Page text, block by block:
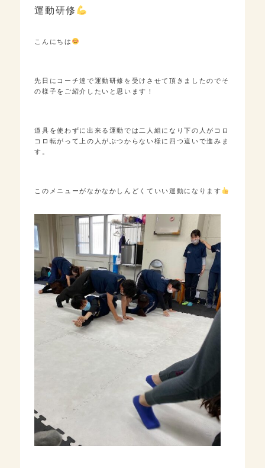
運動研修
こんにちは
先日にコーチ達で運動研修を受けさせて頂きましたのでそ
の様子をご紹介したいと思います！
道具を使わずに出来る運動では二人組になり下の人がコロ
コロ転がって上の人がぶつからない様に四つ這いで進みま
す。
このメニューがなかなかしんどくていい運動になります